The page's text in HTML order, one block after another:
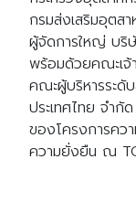
กรมส่งเสริมอุตส
ผู้จัดการใหญ่ บริ
พร้อมด้วยคณะเจ้
คณะผู้บริหารระดั
ประเทศไทย จำกั
ของโครงการคว
ความยั่งยืน ณ